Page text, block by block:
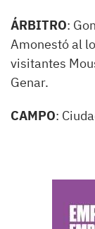
ÁRBITRO:
Amonestó al
visitantes
Genar.
CAMPO: